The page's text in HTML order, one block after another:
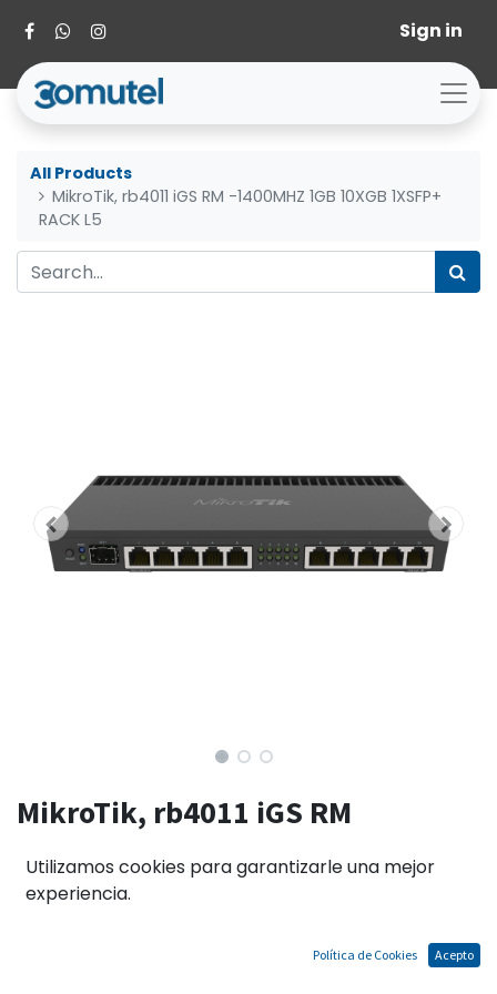
Sign in
All Products
MikroTik, rb4011 iGS RM -1400MHZ 1GB 10XGB 1XSFP+
RACK L5
MikroTik, rb4011 iGS RM
RACK L5
Utilizamos cookies para garantizarle una mejor
experiencia.
Política de Cookies Acepto